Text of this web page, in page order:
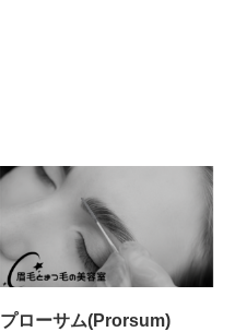
プローサム(Prorsum)